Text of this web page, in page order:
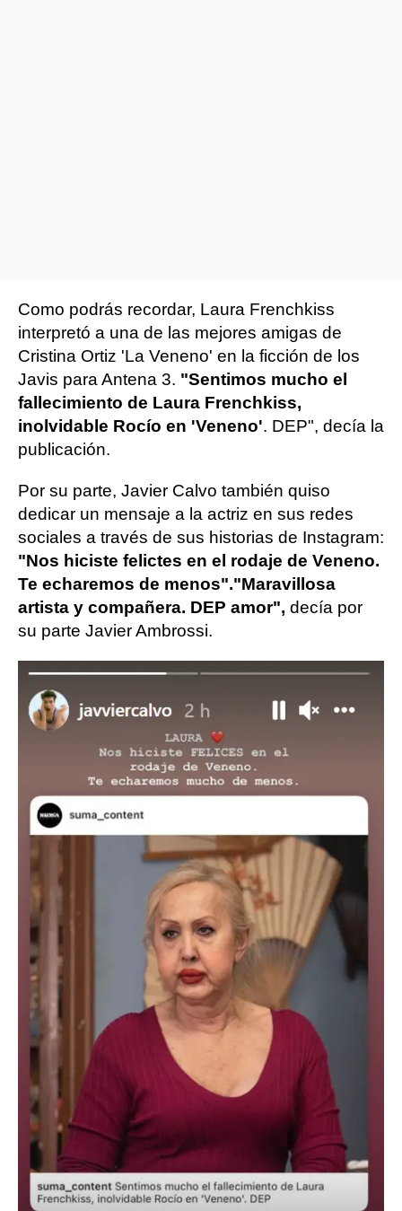
Como podrás recordar, Laura Frenchkiss
interpretó a una de las mejores amigas de
Cristina Ortiz 'La Veneno' en la ficción de los
Javis para Antena 3. "Sentimos mucho el
fallecimiento de Laura Frenchkiss,
inolvidable Rocío en 'Veneno'. DEP", decía la
publicación.
Por su parte, Javier Calvo también quiso
dedicar un mensaje a la actriz en sus redes
sociales a través de sus historias de Instagram:
"Nos hiciste felictes en el rodaje de Veneno.
Te echaremos de menos"."Maravillosa
artista y compañera. DEP amor", decía por
su parte Javier Ambrossi.